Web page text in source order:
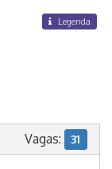
Legenda
Vagas: 31